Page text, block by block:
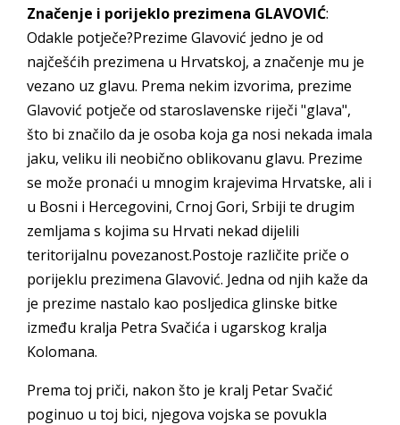
Značenje i porijeklo prezimena GLAVOVIĆ:
Odakle potječe?Prezime Glavović jedno je od
najčešćih prezimena u Hrvatskoj, a značenje mu je
vezano uz glavu. Prema nekim izvorima, prezime
Glavović potječe od staroslavenske riječi "glava",
što bi značilo da je osoba koja ga nosi nekada imala
jaku, veliku ili neobično oblikovanu glavu. Prezime
se može pronaći u mnogim krajevima Hrvatske, ali i
u Bosni i Hercegovini, Crnoj Gori, Srbiji te drugim
zemljama s kojima su Hrvati nekad dijelili
teritorijalnu povezanost.Postoje različite priče o
porijeklu prezimena Glavović. Jedna od njih kaže da
je prezime nastalo kao posljedica glinske bitke
između kralja Petra Svačića i ugarskog kralja
Kolomana.
Prema toj priči, nakon što je kralj Petar Svačić
poginuo u toj bici, njegova vojska se povukla